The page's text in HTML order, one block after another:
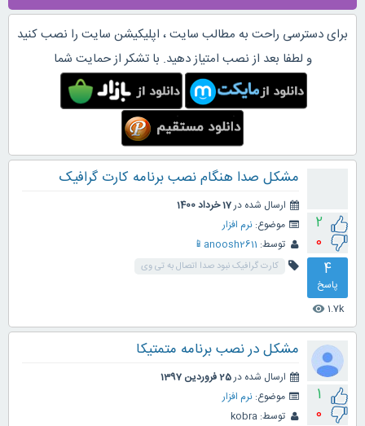
برای دسترسی راحت به مطالب سایت ، اپلیکیشن سایت را نصب کنید
و لطفا بعد از نصب امتیاز دهید. با تشکر از حمایت شما
2
0
4
پاسخ
1.7k
visibility
مشکل صدا هنگام نصب برنامه کارت گرافیک
ارسال شده در17 خرداد 1400
موضوع: نرم افزار
توسط: anoosh2611📱
کارت گرافیک نبود صدا اتصال به تی وی
1
0
مشکل در نصب برنامه متمتیکا
ارسال شده در25 فروردین 1397
موضوع: نرم افزار
توسط: kobra